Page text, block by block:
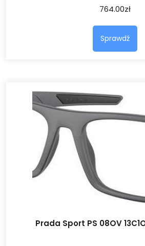
764.00zł
Sprawdź
Prada Sport PS 08OV